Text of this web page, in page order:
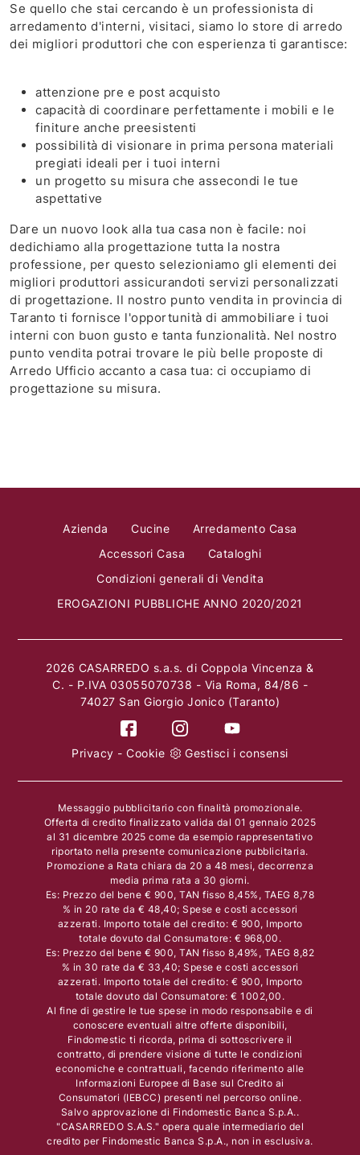
Se quello che stai cercando è un professionista di
arredamento d'interni, visitaci, siamo lo store di arredo
dei migliori produttori che con esperienza ti garantisce:
attenzione pre e post acquisto
capacità di coordinare perfettamente i mobili e le
finiture anche preesistenti
possibilità di visionare in prima persona materiali
pregiati ideali per i tuoi interni
un progetto su misura che assecondi le tue
aspettative
Dare un nuovo look alla tua casa non è facile: noi
dedichiamo alla progettazione tutta la nostra
professione, per questo selezioniamo gli elementi dei
migliori produttori assicurandoti servizi personalizzati
di progettazione. Il nostro punto vendita in provincia di
Taranto ti fornisce l'opportunità di ammobiliare i tuoi
interni con buon gusto e tanta funzionalità. Nel nostro
punto vendita potrai trovare le più belle proposte di
Arredo Ufficio accanto a casa tua: ci occupiamo di
progettazione su misura.
Azienda Cucine
Arredamento Casa
Accessori Casa
Cataloghi
Condizioni generali di Vendita
EROGAZIONI PUBBLICHE ANNO 2020/2021
2026 CASARREDO s.a.s. di Coppola Vincenza &
C. - P.IVA 03055070738 - Via Roma, 84/86 -
74027 San Giorgio Jonico (Taranto)
Privacy -Cookie Gestisci i consensi
Messaggio pubblicitario con finalità promozionale.
Offerta di credito finalizzato valida dal 01 gennaio 2025
al 31 dicembre 2025 come da esempio rappresentativo
riportato nella presente comunicazione pubblicitaria.
Promozione a Rata chiara da 20 a 48 mesi, decorrenza
media prima rata a 30 giorni.
Es: Prezzo del bene € 900, TAN fisso 8,45%, TAEG 8,78
% in 20 rate da € 48,40; Spese e costi accessori
azzerati. Importo totale del credito: € 900, Importo
totale dovuto dal Consumatore: € 968,00.
Es: Prezzo del bene € 900, TAN fisso 8,49%, TAEG 8,82
% in 30 rate da € 33,40; Spese e costi accessori
azzerati. Importo totale del credito: € 900, Importo
totale dovuto dal Consumatore: € 1002,00.
Al fine di gestire le tue spese in modo responsabile e di
conoscere eventuali altre offerte disponibili,
Findomestic ti ricorda, prima di sottoscrivere il
contratto, di prendere visione di tutte le condizioni
economiche e contrattuali, facendo riferimento alle
Informazioni Europee di Base sul Credito ai
Consumatori (IEBCC) presenti nel percorso online.
Salvo approvazione di Findomestic Banca S.p.A..
"CASARREDO S.A.S." opera quale intermediario del
credito per Findomestic Banca S.p.A., non in esclusiva.